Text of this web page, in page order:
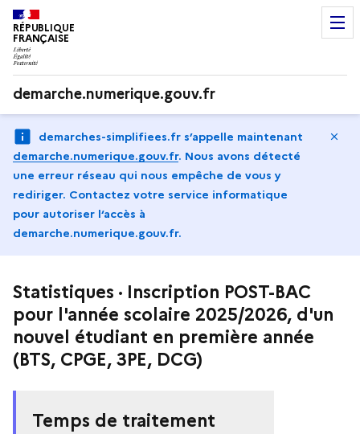
RÉPUBLIQUE
FRANÇAISE
demarche.numerique.gouv.fr
demarches-simplifiees.fr s’appelle maintenant
demarche.numerique.gouv.fr. Nous avons détecté
une erreur réseau qui nous empêche de vous y
rediriger. Contactez votre service informatique
pour autoriser l‘accès à
demarche.numerique.gouv.fr.
Statistiques · Inscription POST-BAC
pour l'année scolaire 2025/2026, d'un
nouvel étudiant en première année
(BTS, CPGE, 3PE, DCG)
Temps de traitement